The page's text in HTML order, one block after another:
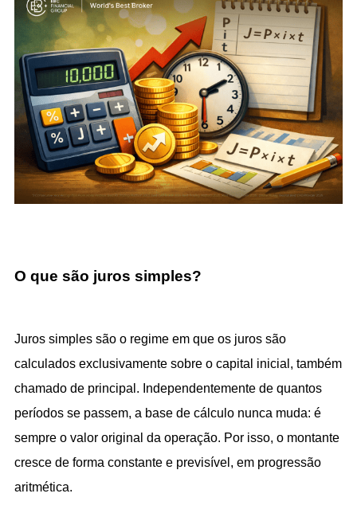
O que são juros simples?
Juros simples são o regime em que os juros são
calculados exclusivamente sobre o capital inicial, também
chamado de principal. Independentemente de quantos
períodos se passem, a base de cálculo nunca muda: é
sempre o valor original da operação. Por isso, o montante
cresce de forma constante e previsível, em progressão
aritmética.